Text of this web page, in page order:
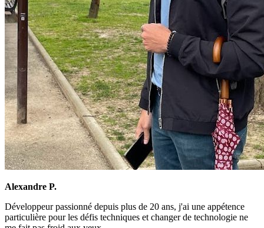
Alexandre P.
Développeur passionné depuis plus de 20 ans, j'ai une appétence
particulière pour les défis techniques et changer de technologie ne